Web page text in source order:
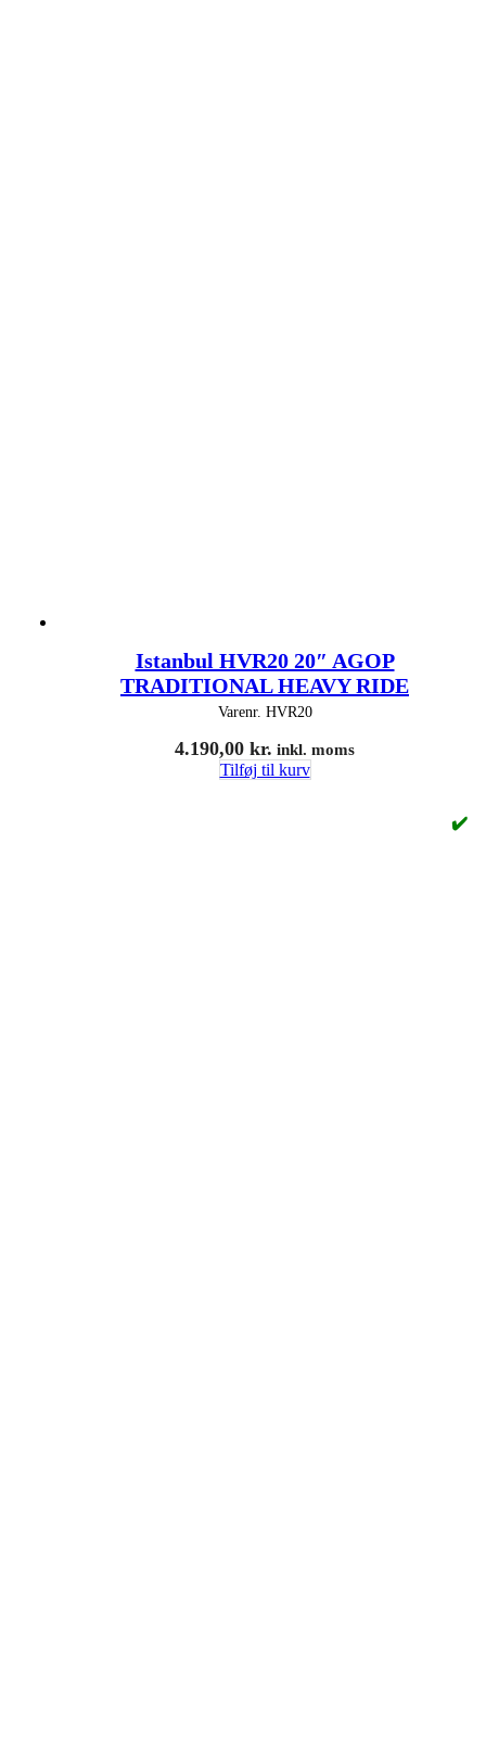
Istanbul HVR20 20″ AGOP
TRADITIONAL HEAVY RIDE
Varenr. HVR20
4.190,00 kr. inkl. moms
Tilføj til kurv
✔️